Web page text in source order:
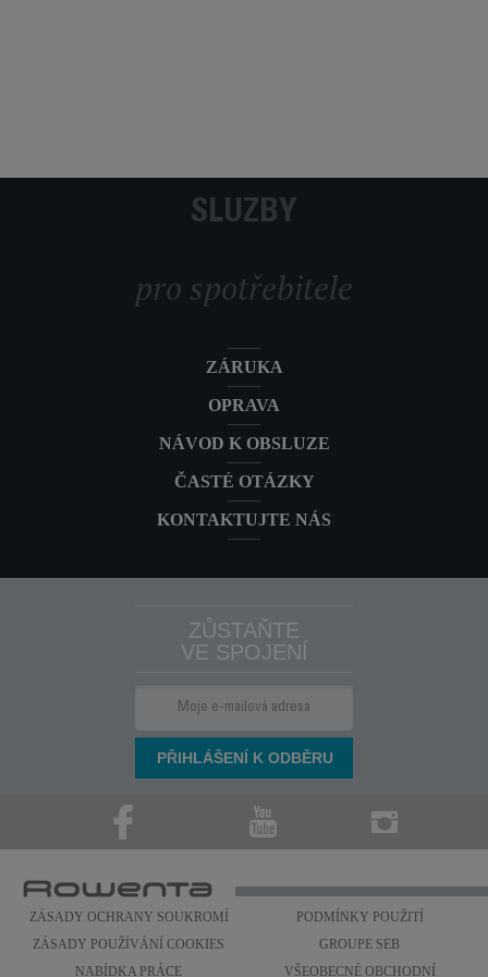
SLUŽBY
pro spotřebitele
ZÁRUKA
OPRAVA
NÁVOD K OBSLUZE
ČASTÉ OTÁZKY
KONTAKTUJTE NÁS
ZŮSTAŇTE
VE SPOJENÍ
ZÁSADY OCHRANY SOUKROMÍ
PODMÍNKY POUŽITÍ
ZÁSADY POUŽÍVÁNÍ COOKIES
GROUPE SEB
NABÍDKA PRÁCE
VŠEOBECNÉ OBCHODNÍ